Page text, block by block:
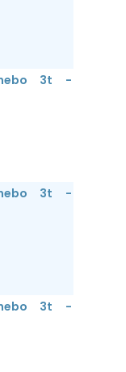
3t -
3t -
3t -